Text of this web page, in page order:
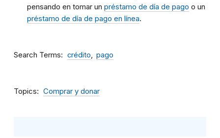
pensando en tomar un préstamo de día de pago o un
préstamo de día de pago en línea.
Search Terms crédito pago
Topics Comprar y donar